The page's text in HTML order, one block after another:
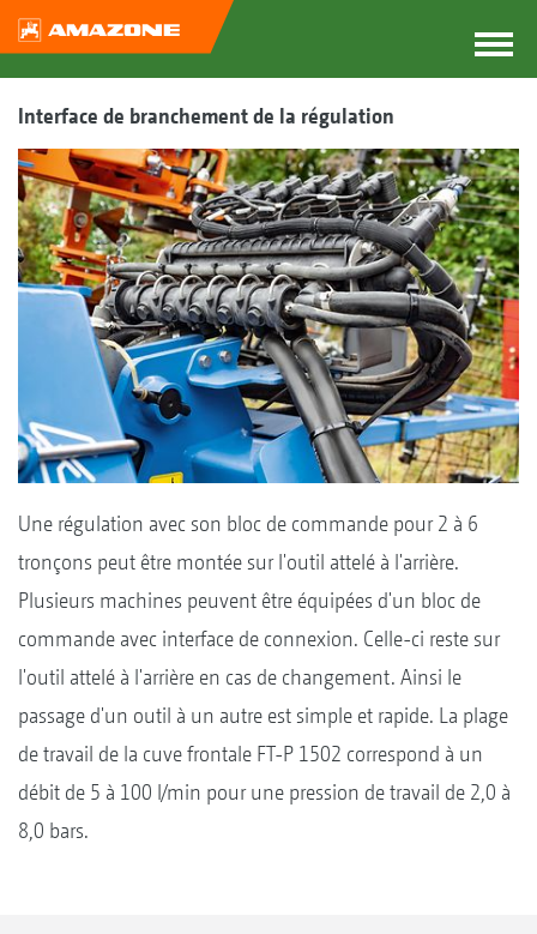
Interface de branchement de la régulation
Une régulation avec son bloc de commande pour 2 à 6
tronçons peut être montée sur l'outil attelé à l'arrière.
Plusieurs machines peuvent être équipées d'un bloc de
commande avec interface de connexion. Celle-ci reste sur
l'outil attelé à l'arrière en cas de changement. Ainsi le
passage d'un outil à un autre est simple et rapide. La plage
de travail de la cuve frontale FT-P 1502 correspond à un
débit de 5 à 100 l/min pour une pression de travail de 2,0 à
8,0 bars.